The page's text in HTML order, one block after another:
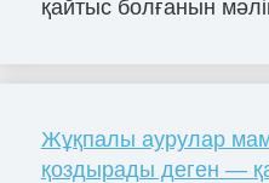
қайтыс болғанын
Жұқпалы аурулар
қоздырады деген —